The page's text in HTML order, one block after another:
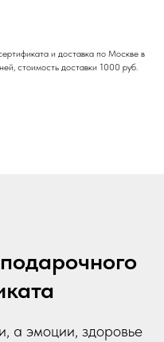
и доставка по Москве в
стоимость доставки 1000 руб.
а эмоции, здоровье